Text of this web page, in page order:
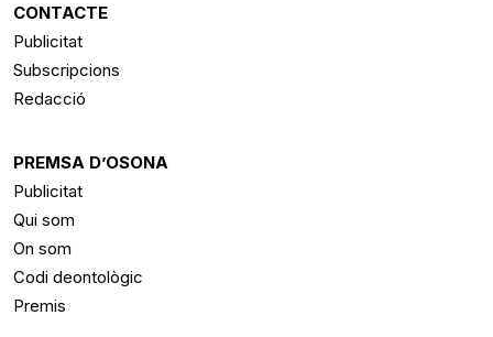
CONTACTE
Publicitat
Subscripcions
Redacció
PREMSA D’OSONA
Publicitat
Qui som
On som
Codi deontològic
Premis